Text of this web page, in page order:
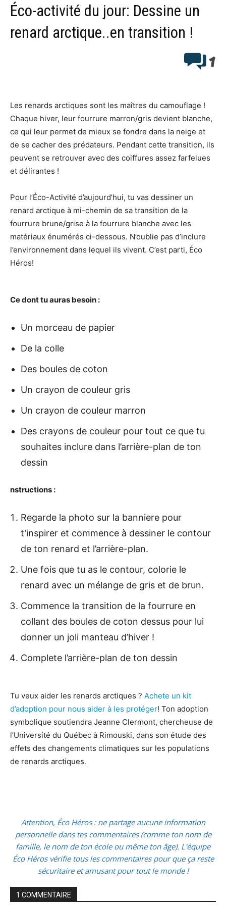
Éco-activité du jour: Dessine un
renard arctique..en transition !
1
Les renards arctiques sont les maîtres du camouflage !
Chaque hiver, leur fourrure marron/gris devient blanche,
ce qui leur permet de mieux se fondre dans la neige et
de se cacher des prédateurs. Pendant cette transition, ils
peuvent se retrouver avec des coiffures assez farfelues
et délirantes !
Pour l’Éco-Activité d’aujourd’hui, tu vas dessiner un
renard arctique à mi-chemin de sa transition de la
fourrure brune/grise à la fourrure blanche avec les
matériaux énumérés ci-dessous. N’oublie pas d’inclure
l’environnement dans lequel ils vivent. C’est parti, Éco
Héros!
Ce dont tu auras besoin :
Un morceau de papier
De la colle
Des boules de coton
Un crayon de couleur gris
Un crayon de couleur marron
Des crayons de couleur pour tout ce que tu
souhaites inclure dans l’arrière-plan de ton
dessin
nstructions :
Regarde la photo sur la banniere pour
t’inspirer et commence à dessiner le contour
de ton renard et l’arrière-plan.
Une fois que tu as le contour, colorie le
renard avec un mélange de gris et de brun.
Commence la transition de la fourrure en
collant des boules de coton dessus pour lui
donner un joli manteau d’hiver !
Complete l’arrière-plan de ton dessin
Tu veux aider les renards arctiques ? Achete un kit
d’adoption pour nous aider à les protéger! Ton adoption
symbolique soutiendra Jeanne Clermont, chercheuse de
l’Université du Québec à Rimouski, dans son étude des
effets des changements climatiques sur les populations
de renards arctiques.
Attention, Éco Héros : ne partage aucune information
personnelle dans tes commentaires (comme ton nom de
famille, le nom de ton école ou même ton âge). L'équipe
Éco Héros vérifie tous les commentaires pour que ça reste
sécuritaire et amusant pour tout le monde !
1 COMMENTAIRE